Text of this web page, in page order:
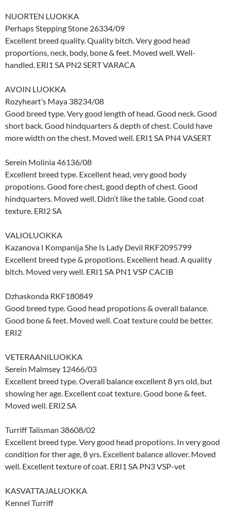
NUORTEN LUOKKA
Perhaps Stepping Stone 26334/09
Excellent breed quality. Quality bitch. Very good head
proportions, neck, body, bone & feet. Moved well. Well-
handled. ERI1 SA PN2 SERT VARACA
AVOIN LUOKKA
Rozyheart’s Maya 38234/08
Good breed type. Very good length of head. Good neck. Good
short back. Good hindquarters & depth of chest. Could have
more width on the chest. Moved well. ERI1 SA PN4 VASERT
Serein Molinia 46136/08
Excellent breed type. Excellent head, very good body
propotions. Good fore chest, good depth of chest. Good
hindquarters. Moved well. Didn’t like the table. Good coat
texture. ERI2 SA
VALIOLUOKKA
Kazanova I Kompanija She Is Lady Devil RKF2095799
Excellent breed type & propotions. Excellent head. A quality
bitch. Moved very well. ERI1 SA PN1 VSP CACIB
Dzhaskonda RKF180849
Good breed type. Good head propotions & overall balance.
Good bone & feet. Moved well. Coat texture could be better.
ERI2
VETERAANILUOKKA
Serein Malmsey 12466/03
Excellent breed type. Overall balance excellent 8 yrs old, but
showing her age. Excellent coat texture. Good bone & feet.
Moved well. ERI2 SA
Turriff Talisman 38608/02
Excellent breed type. Very good head propotions. In very good
condition for ther age, 8 yrs. Excellent balance allover. Moved
well. Excellent texture of coat. ERI1 SA PN3 VSP-vet
KASVATTAJALUOKKA
Kennel Turriff